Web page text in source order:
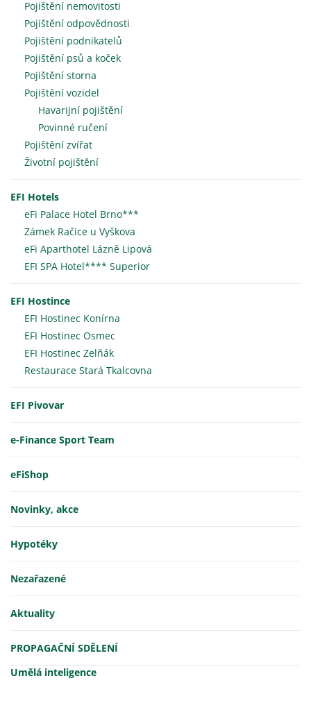
Pojištění nemovitosti
Pojištění odpovědnosti
Pojištění podnikatelů
Pojištění psů a koček
Pojištění storna
Pojištění vozidel
Havarijní pojištění
Povinné ručení
Pojištění zvířat
Životní pojištění
EFI Hotels
eFi Palace Hotel Brno***
Zámek Račice u Vyškova
eFi Aparthotel Lázně Lipová
EFI SPA Hotel**** Superior
EFI Hostince
EFI Hostinec Konírna
EFI Hostinec Osmec
EFI Hostinec Zelňák
Restaurace Stará Tkalcovna
EFI Pivovar
e-Finance Sport Team
eFiShop
Novinky, akce
Hypotéky
Nezařazené
Aktuality
PROPAGAČNÍ SDĚLENÍ
Umělá inteligence